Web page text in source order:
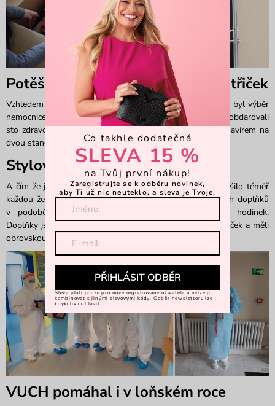
Potěšili jsme 100 zdravotních sestřiček
Vzhledem k tomu, že se značka VUCH zrodila v Chrudimi, byl výběr
nemocnice velmi jednoduchý. V úterý 23. 2. 2021 jsme obdarovali
sto zdravotních sestřiček, které pečují o pacienty s koronavirem na
dvou standardních odděleních a také na JIP a ARO.
Stylové dárečky VUCH
A čím že jsme vlastně sestřičky potěšili? Tím, co by potěšilo téměř
každou ženu. Připravili jsme pro ně mix našich oblíbených doplňků
v podobě hravýchpeněženek
nebo třeba stylových hodinek.
Doplňky jsme zabalili do našich luxusních dárkových krabiček a měli
obrovskou radost z toho, že můžeme dělat radost.
VUCH pomáhal i v loňském roce
Co takhle dodatečná
SLEVA 15 %
na Tvůj první nákup!
Zaregistrujte se k odběru novinek,
aby Ti už nic neuteklo, a sleva je Tvoje.
PŘIHLÁSIT ODBĚR
Sleva platí pouze pro nově registrované uživatele a nelze ji
kombinovat s jinými slevovými kódy. Odběr newsletteru lze
kdykoliv odhlásit.